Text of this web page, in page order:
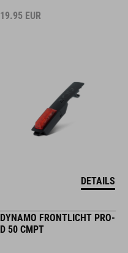
19.95 EUR
DETAILS
DYNAMO FRONTLICHT PRO-
D 50 CMPT